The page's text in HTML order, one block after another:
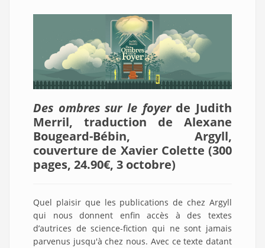
Des ombres sur le foyerde Judith
Merril,
traduction de Alexane
Bougeard-Bébin,
Argyll,
couverture de Xavier Colette (300
pages, 24.90€, 3 octobre)
Quel plaisir que les publications de chez Argyll
qui nous donnent enfin accès à des textes
d’autrices de science-fiction qui ne sont jamais
parvenus jusqu'à chez nous. Avec ce texte datant